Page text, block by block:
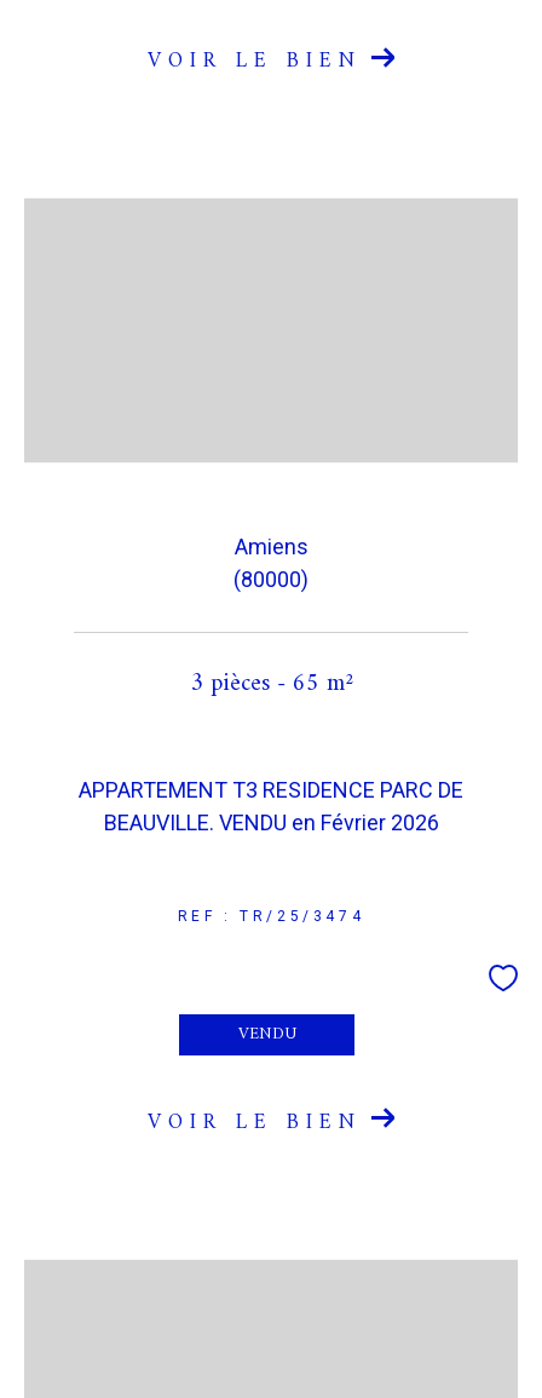
VOIR LE BIEN
Amiens
(80000)
3 pièces - 65 m²
APPARTEMENT T3 RESIDENCE PARC DE
BEAUVILLE. VENDU en Février 2026
REF : TR/25/3474
VENDU
VOIR LE BIEN